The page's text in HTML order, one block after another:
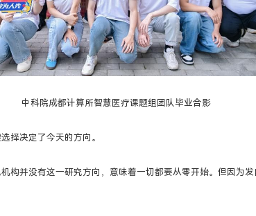
中科院成都计算所智慧医疗课题组团队毕业合影
择决定了今天的方向。
构并没有这一研究方向，意味着一切都要从零开始。但因为